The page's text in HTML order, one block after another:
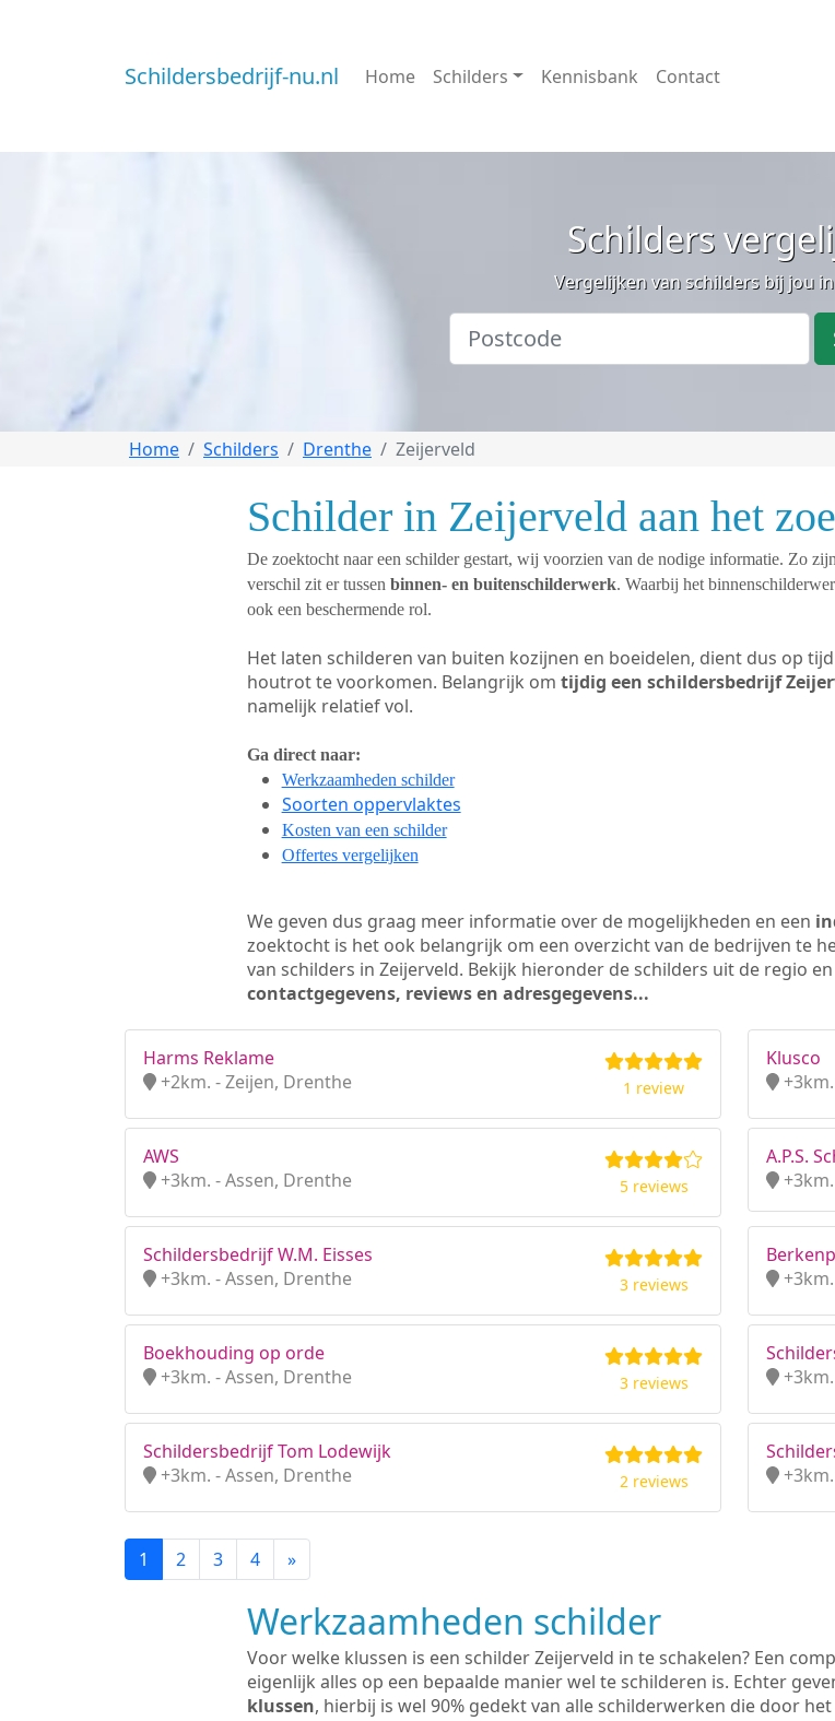
Schildersbedrijf-nu.nl Home Schilders Kennisbank Contact
Schilders
Vergelijken van schilders bij jou
Home Schilders Drenthe Zeijerveld
Schilder in Zeijerveld aan het
De zoektocht naar een schilder gestart, wij voorzien van de nodige informatie. Zo
verschil zit er tussen binnen- en buitenschilderwerk. Waarbij het
ook een beschermende rol.
Het laten schilderen van buiten kozijnen en boeidelen, dient dus op
houtrot te voorkomen. Belangrijk om tijdig een schildersbedrijf
namelijk relatief vol.
Ga direct naar:
Werkzaamheden schilder
Soorten oppervlaktes
Kosten van een schilder
Offertes vergelijken
We geven dus graag meer informatie over de mogelijkheden en een
zoektocht is het ook belangrijk om een overzicht van de bedrijven te
van schilders in Zeijerveld. Bekijk hieronder de schilders uit de regio
contactgegevens, reviews en adresgegevens...
Harms Reklame
+2km. - Zeijen, Drenthe
1 review
Klusco
AWS
+3km. - Assen, Drenthe
5 reviews
A.P.S.
Schildersbedrijf W.M. Eisses
+3km. - Assen, Drenthe
3 reviews
Boekhouding op orde
+3km. - Assen, Drenthe
3 reviews
Schildersbedrijf Tom Lodewijk
+3km. - Assen, Drenthe
2 reviews
1 2 3 4 »
Werkzaamheden schilder
Voor welke klussen is een schilder Zeijerveld in te schakelen? Een
eigenlijk alles op een bepaalde manier wel te schilderen is. Echter
klussen, hierbij is wel 90% gedekt van alle schilderwerken die door